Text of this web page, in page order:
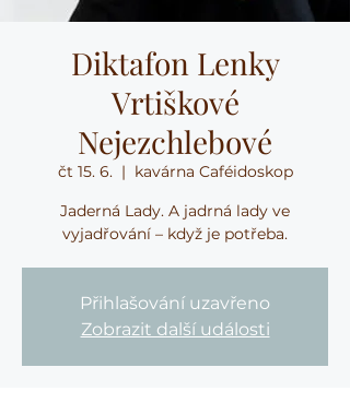
Diktafon Lenky
Vrtiškové
Nejezchlebové
čt 15. 6.
  |
kavárna Caféidoskop
Jaderná Lady. A jadrná lady ve
vyjadřování – když je potřeba.
Přihlašování uzavřeno
Zobrazit další události